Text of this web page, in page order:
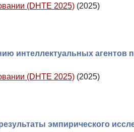
(DHTE 2025) (2025)
интеллектуальных агентов
(DHTE 2025) (2025)
эмпирического